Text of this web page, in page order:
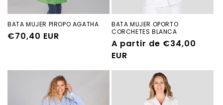
BATA MUJER PIROPO AGATHA
Precio
€70,40 EUR
BATA MUJER OPORTO
CORCHETES BLANCA
Precio
habitual
A partir de €34,00
EUR